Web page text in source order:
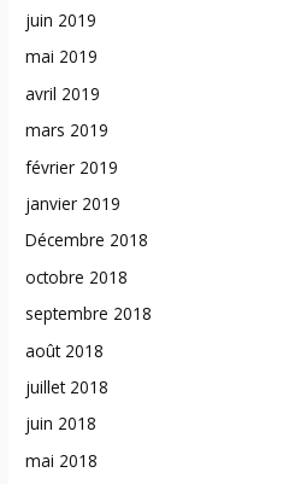
juin 2019
mai 2019
avril 2019
mars 2019
février 2019
janvier 2019
Décembre 2018
octobre 2018
septembre 2018
août 2018
juillet 2018
juin 2018
mai 2018